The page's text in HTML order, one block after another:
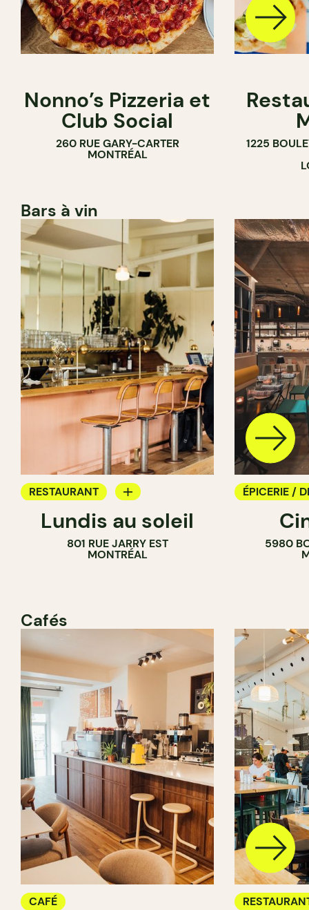
Nonno’s Pizzeria et
Club Social
260 RUE GARY-CARTER
MONTRÉAL
1225
Bars à vin
RESTAURANT
BAR À VIN
Lundis au soleil
801 RUE JARRY EST
MONTRÉAL
ÉPICERIE /
COMPTOIR
CAVISTE
5980
Cafés
CAFÉ